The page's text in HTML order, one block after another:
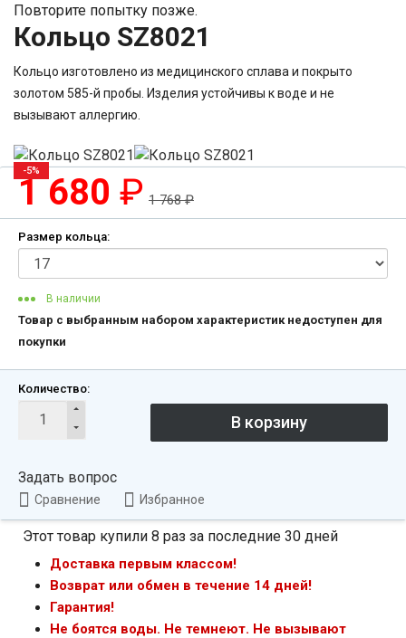
Повторите попытку позже.
Кольцо SZ8021
Кольцо изготовлено из медицинского сплава и покрыто
золотом 585-й пробы. Изделия устойчивы к воде и не
вызывают аллергию.
-5%
1 680 ₽ 1 768₽
Размер кольца:
В наличии
Товар с выбранным набором характеристик недоступен для
покупки
Количество:
Задать вопрос
Сравнение Избранное
Этот товар купили 8 раз за последние 30 дней
Доставка первым классом!
Возврат или обмен в течение 14 дней!
Гарантия!
Не боятся воды. Не темнеют. Не вызывают